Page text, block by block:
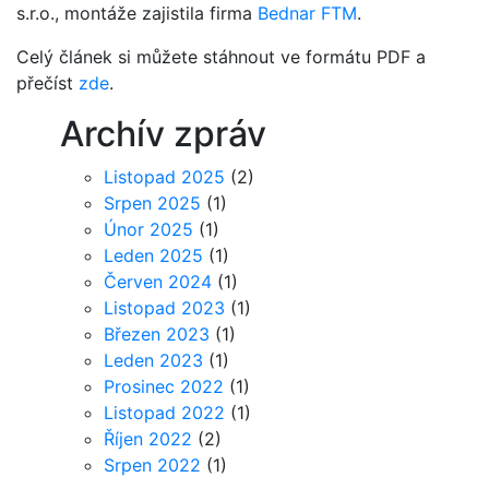
s.r.o., montáže zajistila firma Bednar FTM.
Celý článek si můžete stáhnout ve formátu PDF a
přečíst zde.
Archív zpráv
Listopad 2025 (2)
Srpen 2025 (1)
Únor 2025 (1)
Leden 2025 (1)
Červen 2024 (1)
Listopad 2023 (1)
Březen 2023 (1)
Leden 2023 (1)
Prosinec 2022 (1)
Listopad 2022 (1)
Říjen 2022 (2)
Srpen 2022 (1)